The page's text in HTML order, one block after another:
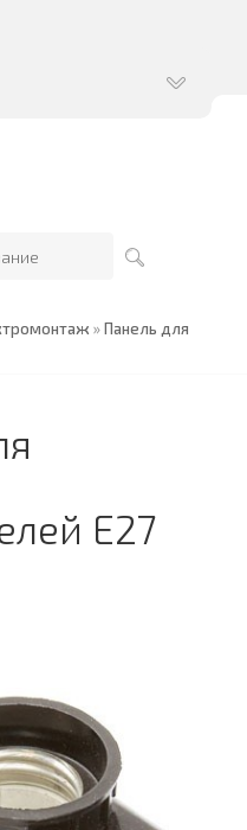
»Панель для
Е27